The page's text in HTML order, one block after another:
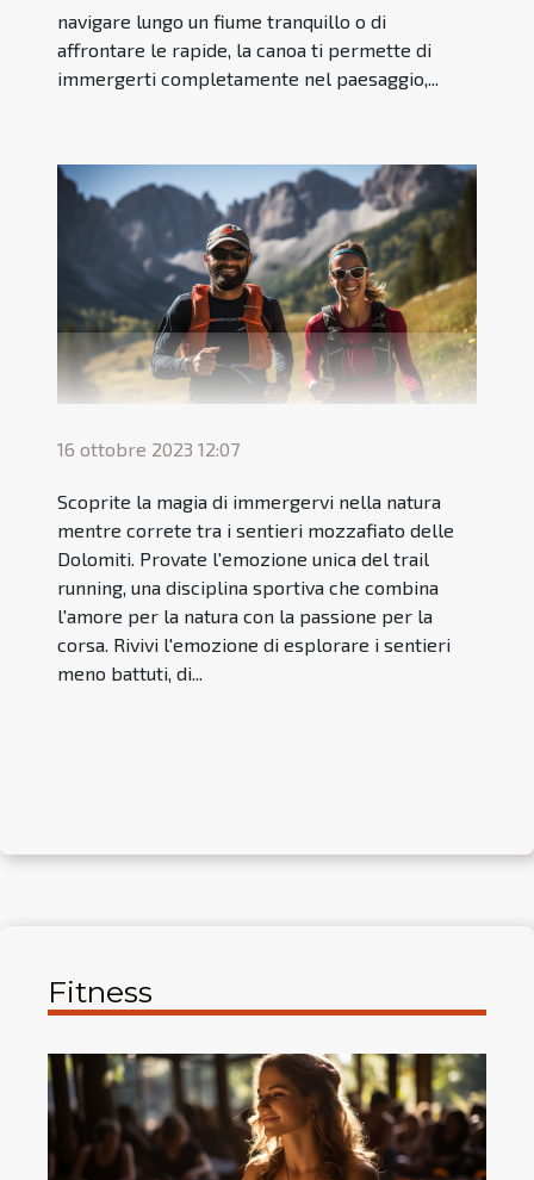
navigare lungo un fiume tranquillo o di
affrontare le rapide, la canoa ti permette di
immergerti completamente nel paesaggio,...
16 ottobre 2023 12:07
Scoprite la magia di immergervi nella natura
mentre correte tra i sentieri mozzafiato delle
Dolomiti. Provate l'emozione unica del trail
running, una disciplina sportiva che combina
l'amore per la natura con la passione per la
corsa. Rivivi l'emozione di esplorare i sentieri
meno battuti, di...
Fitness